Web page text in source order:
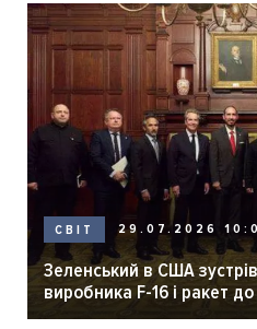
СВІТ 29.07.2026
Зеленський в США
виробника F-16 і ракет